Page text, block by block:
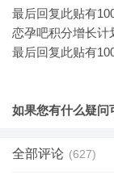
最后回复此贴有
恋孕吧积分增长计
最后回复此贴有
如果您有什么疑问
全部评论 (627)